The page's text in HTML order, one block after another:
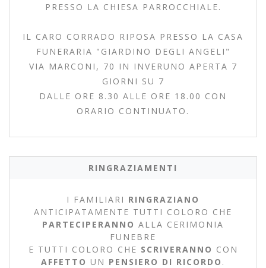
PRESSO LA CHIESA PARROCCHIALE.
IL CARO CORRADO RIPOSA PRESSO LA CASA
FUNERARIA "GIARDINO DEGLI ANGELI"
VIA MARCONI, 70 IN INVERUNO APERTA 7
GIORNI SU 7
DALLE ORE 8.30 ALLE ORE 18.00 CON
ORARIO CONTINUATO.
RINGRAZIAMENTI
I FAMILIARI RINGRAZIANO
ANTICIPATAMENTE TUTTI COLORO CHE
PARTECIPERANNO ALLA CERIMONIA
FUNEBRE
E TUTTI COLORO CHE SCRIVERANNO CON
AFFETTO UN PENSIERO DI RICORDO .